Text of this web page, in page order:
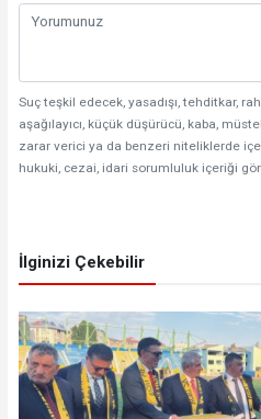
Suç teşkil edecek, yasadışı, tehditkar,
aşağılayıcı, küçük düşürücü, kaba,
zarar verici ya da benzeri niteliklerde
hukuki, cezai, idari sorumluluk içeriği
İlginizi Çekebilir